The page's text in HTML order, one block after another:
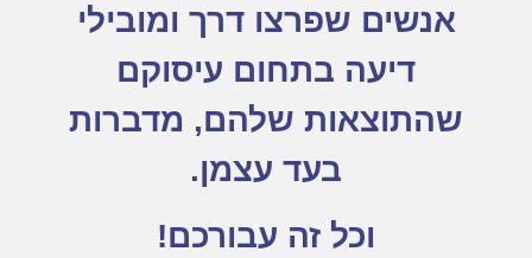
אנשים שפרצו דרך ומובילי
דיעה בתחום עיסוקם
שהתוצאות שלהם, מדברות
בעד עצמן.
וכל זה עבורכם!